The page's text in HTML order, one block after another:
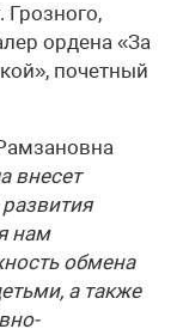
ордена «За
почетный
внесет
нам
обмена
а также